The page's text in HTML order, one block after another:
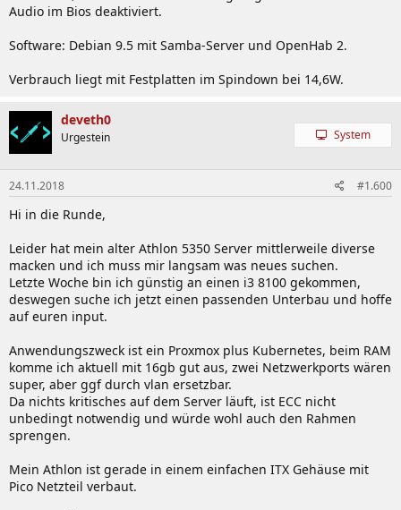
Audio im Bios deaktiviert.
Software: Debian 9.5 mit Samba-Server und OpenHab 2.
Verbrauch liegt mit Festplatten im Spindown bei 14,6W.
deveth0
Urgestein System
24.11.2018 #1.600
Hi in die Runde,
Leider hat mein alter Athlon 5350 Server mittlerweile diverse
macken und ich muss mir langsam was neues suchen.
Letzte Woche bin ich günstig an einen i3 8100 gekommen,
deswegen suche ich jetzt einen passenden Unterbau und hoffe
auf euren input.
Anwendungszweck ist ein Proxmox plus Kubernetes, beim RAM
komme ich aktuell mit 16gb gut aus, zwei Netzwerkports wären
super, aber ggf durch vlan ersetzbar.
Da nichts kritisches auf dem Server läuft, ist ECC nicht
unbedingt notwendig und würde wohl auch den Rahmen
sprengen.
Mein Athlon ist gerade in einem einfachen ITX Gehäuse mit
Pico Netzteil verbaut.